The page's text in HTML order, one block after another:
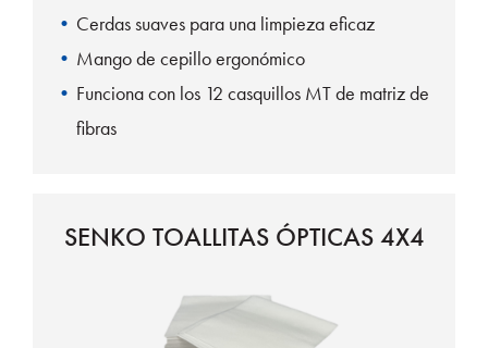
Cerdas suaves para una limpieza eficaz
Mango de cepillo ergonómico
Funciona con los 12 casquillos MT de matriz de
fibras
SENKO TOALLITAS ÓPTICAS 4X4